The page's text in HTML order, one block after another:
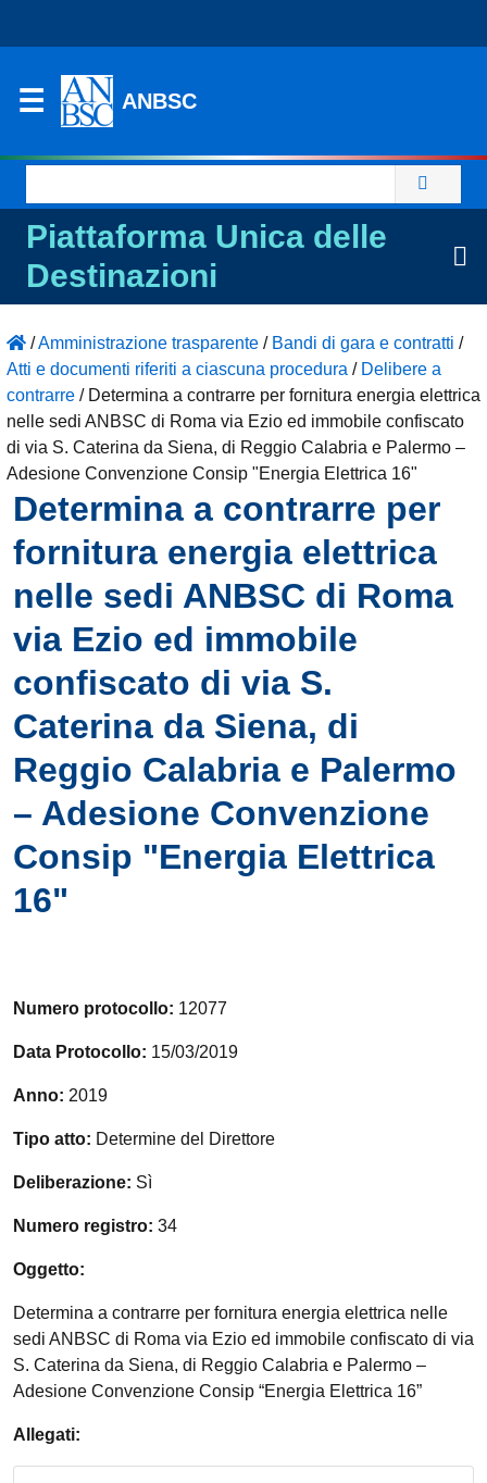
ANBSC
per:
Piattaforma Unica delle
Destinazioni
/Amministrazione trasparente / Bandi di gara e contratti /
Atti e documenti riferiti a ciascuna procedura / Delibere a
contrarre / Determina a contrarre per fornitura energia elettrica
nelle sedi ANBSC di Roma via Ezio ed immobile confiscato
di via S. Caterina da Siena, di Reggio Calabria e Palermo –
Adesione Convenzione Consip "Energia Elettrica 16"
Determina a contrarre per
fornitura energia elettrica
nelle sedi ANBSC di Roma
via Ezio ed immobile
confiscato di via S.
Caterina da Siena, di
Reggio Calabria e Palermo
– Adesione Convenzione
Consip "Energia Elettrica
16"
Numero protocollo: 12077
Data Protocollo: 15/03/2019
Anno: 2019
Tipo atto: Determine del Direttore
Deliberazione: Sì
Numero registro: 34
Oggetto:
Determina a contrarre per fornitura energia elettrica nelle
sedi ANBSC di Roma via Ezio ed immobile confiscato di via
S. Caterina da Siena, di Reggio Calabria e Palermo –
Adesione Convenzione Consip “Energia Elettrica 16”
Allegati: